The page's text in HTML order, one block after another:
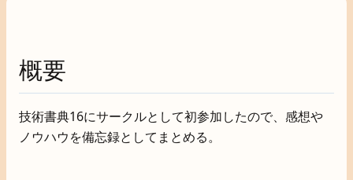
概要
技術書典16にサークルとして初参加したので、感想や
ノウハウを備忘録としてまとめる。